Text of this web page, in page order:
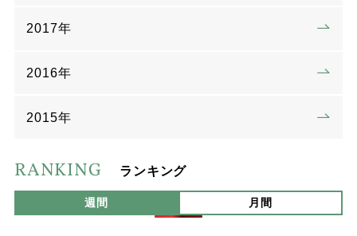
2017年
2016年
2015年
RANKING ランキング
週間 月間